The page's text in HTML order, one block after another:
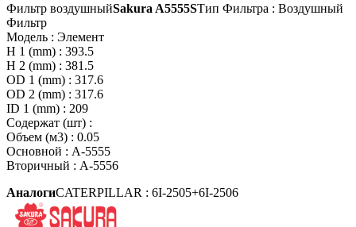
Фильтр воздушныйSakura A5555SТип Фильтра : Воздушный
Фильтр
Модель : Элемент
H 1 (mm) : 393.5
H 2 (mm) : 381.5
OD 1 (mm) : 317.6
OD 2 (mm) : 317.6
ID 1 (mm) : 209
Содержат (шт) :
Объем (м3) : 0.05
Основной : A-5555
Вторичный : A-5556
АналогиCATERPILLAR : 6I-2505+6I-2506